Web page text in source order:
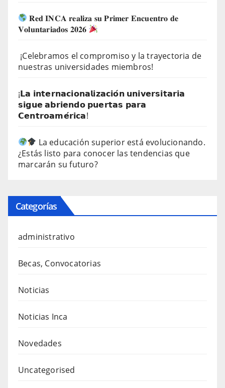
𝐑𝐞𝐝 𝐈𝐍𝐂𝐀 𝐫𝐞𝐚𝐥𝐢𝐳𝐚 𝐬𝐮 𝐏𝐫𝐢𝐦𝐞𝐫 𝐄𝐧𝐜𝐮𝐞𝐧𝐭𝐫𝐨 𝐝𝐞
𝐕𝐨𝐥𝐮𝐧𝐭𝐚𝐫𝐢𝐚𝐝𝐨𝐬 𝟐𝟎𝟐𝟔
¡Celebramos el compromiso y la trayectoria de
nuestras universidades miembros!
¡𝗟𝗮 𝗶𝗻𝘁𝗲𝗿𝗻𝗮𝗰𝗶𝗼𝗻𝗮𝗹𝗶𝘇𝗮𝗰𝗶𝗼́𝗻 𝘂𝗻𝗶𝘃𝗲𝗿𝘀𝗶𝘁𝗮𝗿𝗶𝗮
𝘀𝗶𝗴𝘂𝗲 𝗮𝗯𝗿𝗶𝗲𝗻𝗱𝗼 𝗽𝘂𝗲𝗿𝘁𝗮𝘀 𝗽𝗮𝗿𝗮
𝗖𝗲𝗻𝘁𝗿𝗼𝗮𝗺𝗲́𝗿𝗶𝗰𝗮!
La educación superior está evolucionando.
¿Estás listo para conocer las tendencias que
marcarán su futuro?
Categorías
administrativo
Becas, Convocatorias
Noticias
Noticias Inca
Novedades
Uncategorised